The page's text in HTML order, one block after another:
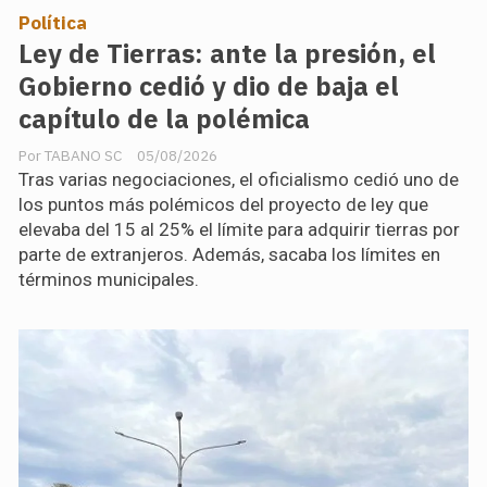
Ley de Tierras: ante la presión, el
Gobierno cedió y dio de baja el
capítulo de la polémica
TABANO SC
Política
05/08/2026
Tras varias negociaciones, el oficialismo cedió uno de
los puntos más polémicos del proyecto de ley que
elevaba del 15 al 25% el límite para adquirir tierras por
parte de extranjeros. Además, sacaba los límites en
términos municipales.